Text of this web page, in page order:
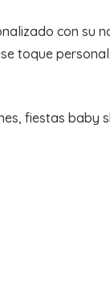
con su
toque
fiestas baby